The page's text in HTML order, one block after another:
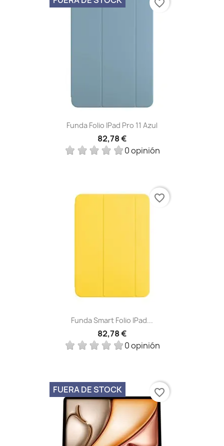
Funda Folio IPad Pro 11 Azul
82,78 €
0 opinión
favorite_border
Funda Smart Folio IPad...
82,78 €
0 opinión
favorite_border
FUERA DE STOCK favorite_border